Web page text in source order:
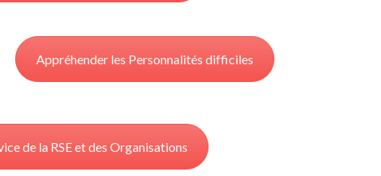
Appréhender les Personnalités difficiles
de la RSE et des Organisations